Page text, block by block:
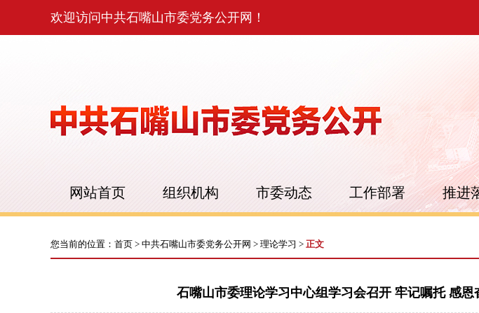
欢迎访问中共石嘴山市委党务公开网！
网站首页 组织机构 市委动态 工作部署 推进
您当前的位置： 首页 > 中共石嘴山市委党务公开网 > 理论学习 > 正文
石嘴山市委理论学习中心组学习会召开 牢记嘱托 感